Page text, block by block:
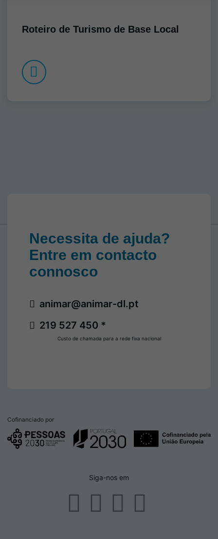
Roteiro de Turismo de Base Local
Necessita de ajuda?
Entre em contacto
connosco
219 527 450 *
animar@animar-dl.pt
Custo de chamada para a rede fixa nacional
Cofinanciado por
Siga-nos em